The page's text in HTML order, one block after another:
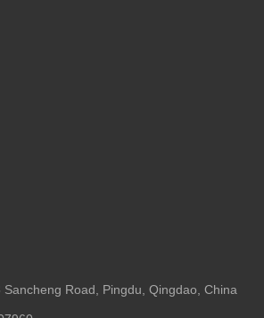
Sancheng Road, Pingdu, Qingdao, China